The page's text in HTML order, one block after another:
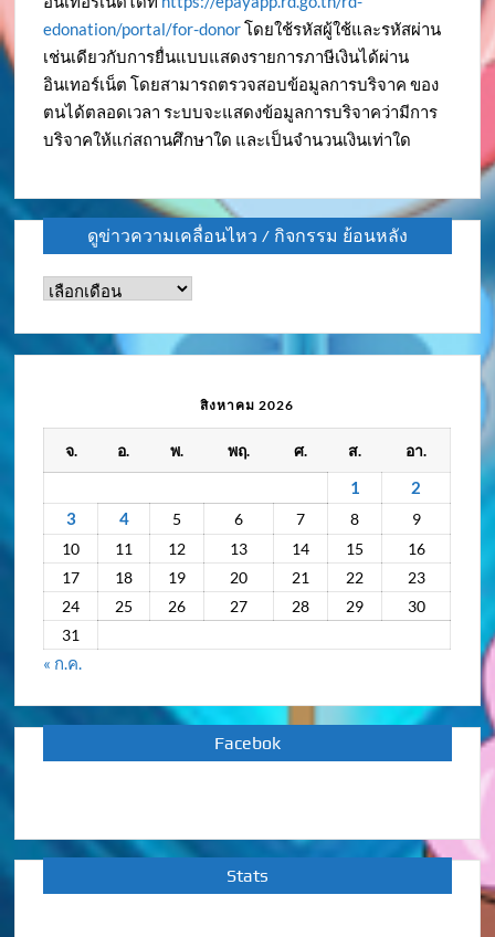
edonation/portal/for-donorโดยใช้รหัสผู้ใช้และรหัสผ่าน
เช่นเดียวกับการยื่นแบบแสดงรายการภาษีเงินได้ผ่าน
อินเทอร์เน็ต โดยสามารถตรวจสอบข้อมูลการบริจาค ของ
ตนได้ตลอดเวลา ระบบจะแสดงข้อมูลการบริจาคว่ามีการ
บริจาคให้แก่สถานศึกษาใด และเป็นจำนวนเงินเท่าใด
ดูข่าวความเคลื่อนไหว / กิจกรรม ย้อนหลัง
ดู
กิจกรรม
ย้อน
สิงหาคม 2026
จ. อ. พ. พฤ. ศ. ส. อา.
1
2
3
4 5 6 7 8
9
10
11 12 13 14 15
16
17
18 19 20 21 22
23
24
25 26 27 28 29
30
31
« ก.ค.
Facebok
Stats